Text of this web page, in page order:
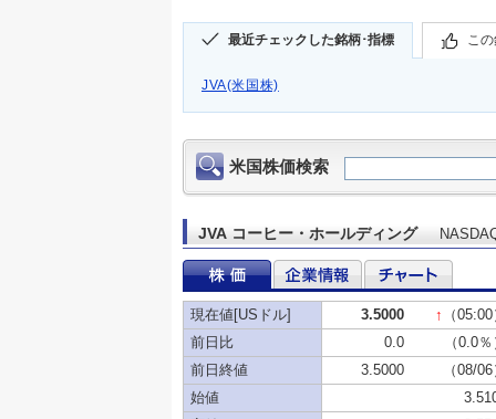
最近チェックした銘柄･指標 こ
JVA(米国株)